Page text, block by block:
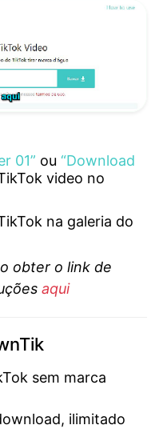
01” ou “Download
video no
na galeria do
obter o link de
aqui
sem marca
ilimitado